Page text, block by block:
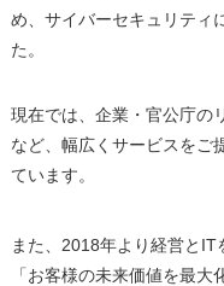
め、サイバーセキュリティ
た。
現在では、企業・官公庁の
など、幅広くサービスをご
ています。
また、2018年より経営と
「お客様の未来価値を最